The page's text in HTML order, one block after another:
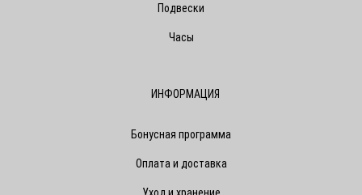
Подвески
Часы
ИНФОРМАЦИЯ
Бонусная программа
Оплата и доставка